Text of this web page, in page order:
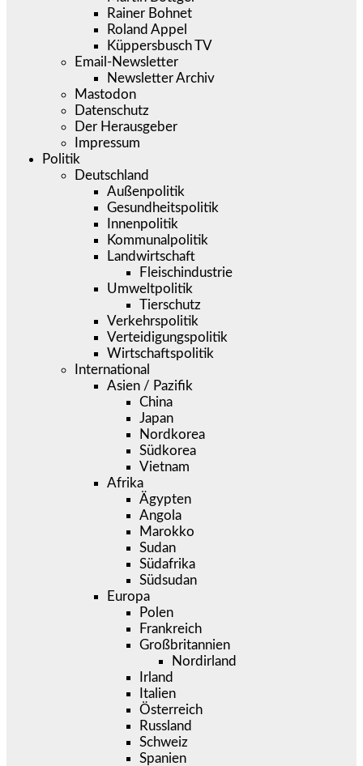
Rainer Bohnet
Roland Appel
Küppersbusch TV
Email-Newsletter
Newsletter Archiv
Mastodon
Datenschutz
Der Herausgeber
Impressum
Politik
Deutschland
Außenpolitik
Gesundheitspolitik
Innenpolitik
Kommunalpolitik
Landwirtschaft
Fleischindustrie
Umweltpolitik
Tierschutz
Verkehrspolitik
Verteidigungspolitik
Wirtschaftspolitik
International
Asien / Pazifik
China
Japan
Nordkorea
Südkorea
Vietnam
Afrika
Ägypten
Angola
Marokko
Sudan
Südafrika
Südsudan
Europa
Polen
Frankreich
Großbritannien
Nordirland
Irland
Italien
Österreich
Russland
Schweiz
Spanien